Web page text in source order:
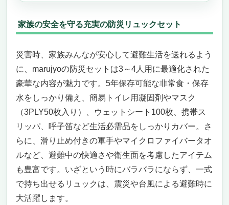
家族の安全を守る充実の防災リュックセット
災害時、家族みんなが安心して避難生活を送れるよう
に、marujyoの防災セットは3～4人用に最適化された
豪華な内容が魅力です。5年保存可能な非常食・保存
水をしっかり備え、簡易トイレ用凝固剤やマスク
（3PLY50枚入り）、ウェットシート100枚、携帯ス
リッパ、呼子笛など生活必需品をしっかりカバー。さ
らに、滑り止め付きの軍手やマイクロファイバータオ
ルなど、避難中の快適さや衛生面を考慮したアイテム
も豊富です。いざという時にバラバラにならず、一式
で持ち出せるリュックは、震災や台風による避難時に
大活躍します。